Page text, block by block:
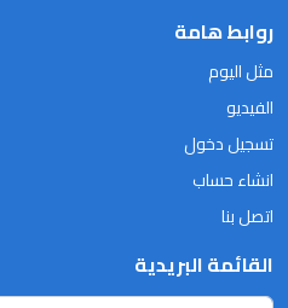
روابط هامة
مثل اليوم
الفيديو
تسجيل دخول
انشاء حساب
اتصل بنا
القائمة البريدية